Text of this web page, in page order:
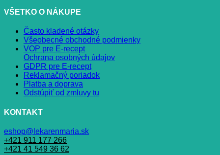
VŠETKO O NÁKUPE
Často kladené otázky
Všeobecné obchodné podmienky
VOP pre E-recept
Ochrana osobných údajov
GDPR pre E-recept
Reklamačný poriadok
Platba a doprava
Odstúpiť od zmluvy tu
KONTAKT
eshop@lekarenmaria.sk
+421 911 177 266
+421 41 549 36 62